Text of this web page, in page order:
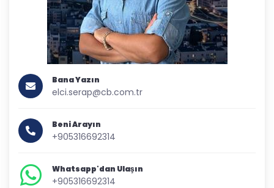
Bana Yazın
elci.serap@cb.com.tr
Beni Arayın
+905316692314
Whatsapp'dan Ulaşın
+905316692314